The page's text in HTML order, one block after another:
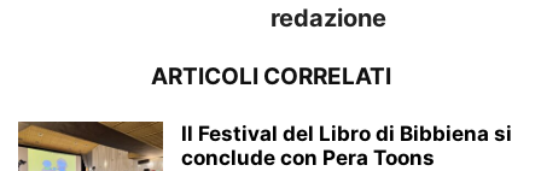
redazione
ARTICOLI CORRELATI
Il Festival del Libro di Bibbiena si
conclude con Pera Toons